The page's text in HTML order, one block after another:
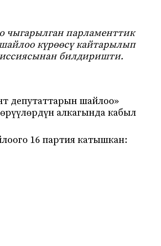
парламенттик
күрөөсү кайтарылып
билдиришти.
депутаттарын шайлоо»
алкагында кабыл
16 партия катышкан: